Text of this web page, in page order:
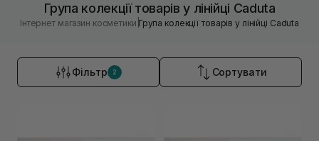
Група колекції товарів у лінійці Caduta
Інтернет магазин косметики |Група колекції товарів у лінійці Caduta
Фільтр 2 Сортувати